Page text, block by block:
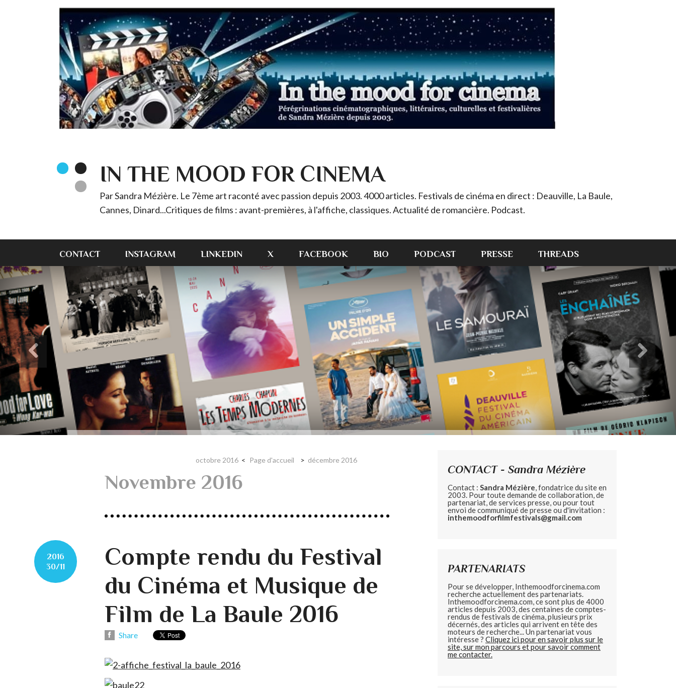
IN THE MOOD FOR CINEMA
Par Sandra Mézière. Le 7ème art raconté avec passion depuis 2003. 4000 articles. Festivals de cinéma en direct : Deauville, La Baule,
Cannes, Dinard...Critiques de films : avant-premières, à l'affiche, classiques. Actualité de romancière. Podcast.
CONTACT INSTAGRAM LINKEDIN X FACEBOOK BIO PODCAST PRESSE THREADS
octobre 2016 Page d'accueil décembre 2016
Novembre 2016
2016
30/11
Compte rendu du Festival
du Cinéma et Musique de
Film de La Baule 2016
Share
CONTACT - Sandra Mézière
Contact : Sandra Mézière, fondatrice du site en
2003. Pour toute demande de collaboration, de
partenariat, de services presse, ou pour tout
envoi de communiqué de presse ou d'invitation :
inthemoodforfilmfestivals@gmail.com
PARTENARIATS
Pour se développer, Inthemoodforcinema.com
recherche actuellement des partenariats.
Inthemoodforcinema.com, ce sont plus de 4000
articles depuis 2003, des centaines de comptes-
rendus de festivals de cinéma, plusieurs prix
décernés, des articles qui arrivent en tête des
moteurs de recherche... Un partenariat vous
intéresse ? Cliquez ici pour en savoir plus sur le
site, sur mon parcours et pour savoir comment
me contacter.